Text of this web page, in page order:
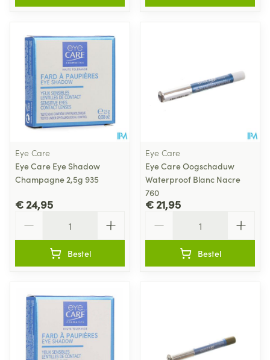
Eye Care
Eye Care Eye Shadow
Champagne 2,5g 935
€ 24,95
Bestel
Eye Care
Eye Care Oogschaduw
Waterproof Blanc Nacre
760
€ 21,95
Bestel